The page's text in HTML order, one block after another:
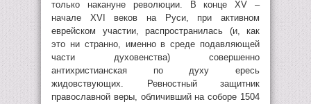
только накануне революции. В конце XV –
начале XVI веков на Руси, при активном
еврейском участии, распространилась (и, как
это ни странно, именно в среде подавляющей
части духовенства) совершенно
антихристианская по духу ересь
жидовствующих. Ревностный защитник
православной веры, обличивший на соборе 1504